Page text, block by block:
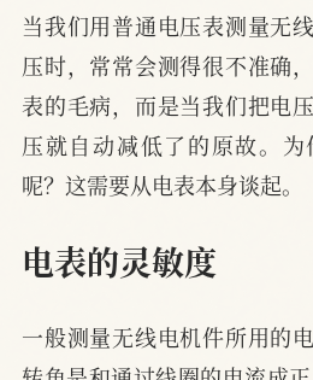
当我们用普通电压表测量无
压时，常常会测得很不准确
表的毛病，而是当我们把电
压就自动减低了的原故。
呢？这需要从电表本身谈起。
电表的灵敏度
一般测量无线电机件所用的